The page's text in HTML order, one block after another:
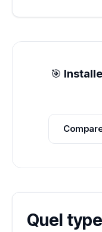
🎯
Quel